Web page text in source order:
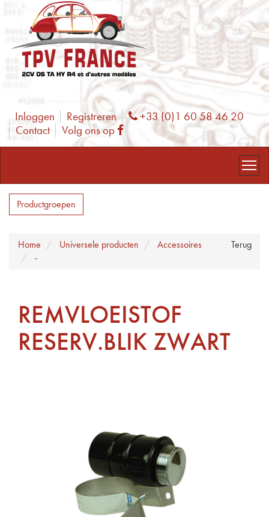
Inloggen Registreren Phone
+33 (0)1 60 58 46 20
Contact
Volg ons op Facebook
Productgroepen
Terug
Home Universele producten
Accessoires
-
REMVLOEISTOF
RESERV.BLIK ZWART